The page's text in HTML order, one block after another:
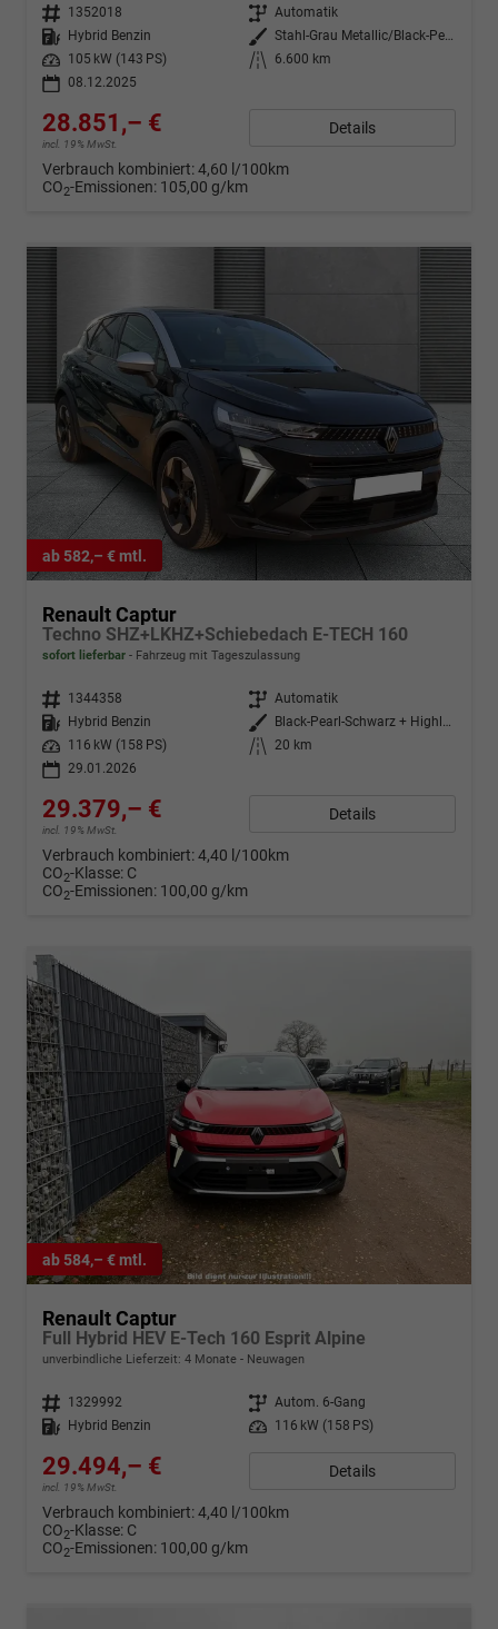
Fahrzeugnr. 1352018 Getriebe Automatik
Kraftstoff
Hybrid Benzin Außenfarbe
Stahl-Grau Metallic/Black-Pearl-
Leistung
105 kW (143 PS) Kilometerstand
6.600 km
08.12.2025
28.851,– €
incl. 19% MwSt.
Details
Verbrauch kombiniert:4,60 l/100km
CO2-Emissionen: 105,00 g/km
ab 582,– € mtl.
Renault Captur
Techno SHZ+LKHZ+Schiebedach E-TECH 160
sofort lieferbar Fahrzeug mit Tageszulassung
Fahrzeugnr. 1344358 Getriebe Automatik
Kraftstoff
Hybrid Benzin Außenfarbe
Black-Pearl-Schwarz + Highland-G
Leistung
116 kW (158 PS) Kilometerstand
20 km
29.01.2026
29.379,– €
incl. 19% MwSt.
Details
Verbrauch kombiniert:4,40 l/100km
CO2-Klasse: C
CO2-Emissionen: 100,00 g/km
ab 584,– € mtl.
Renault Captur
Full Hybrid HEV E-Tech 160 Esprit Alpine
unverbindliche Lieferzeit: 4 Monate Neuwagen
Fahrzeugnr. 1329992 Getriebe Autom. 6-Gang
Kraftstoff
Hybrid Benzin Leistung 116 kW (158 PS)
29.494,– €
incl. 19% MwSt.
Details
Verbrauch kombiniert:4,40 l/100km
CO2-Klasse: C
CO2-Emissionen: 100,00 g/km